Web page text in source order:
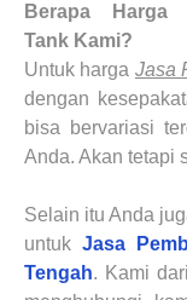
Berapa
Tank Kami?
Untuk harga Jasa
dengan
bisa bervariasi
Anda. Akan tetapi
Selain itu Anda
untukJasa
Tengah. Kami